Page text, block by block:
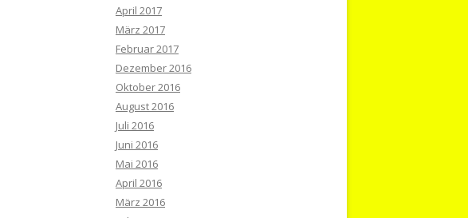
April 2017
März 2017
Februar 2017
Dezember 2016
Oktober 2016
August 2016
Juli 2016
Juni 2016
Mai 2016
April 2016
März 2016